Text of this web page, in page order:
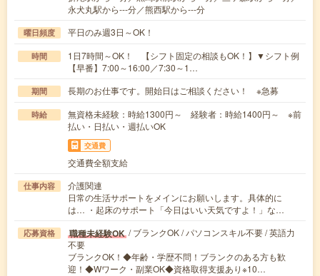
永犬丸駅から---分／熊西駅から---分
曜日頻度 平日のみ週3日～OK！
時間
1日7時間～OK！ 【シフト固定の相談もOK！】▼シフト例
【早番】7:00～16:00／7:30～1…
期間 長期のお仕事です。開始日はご相談ください！ ※急募
時給
無資格未経験：時給1300円～ 経験者：時給1400円～ ※前
払い・日払い・週払いOK
交通費
交通費全額支給
仕事内容
介護関連
日常の生活サポートをメインにお願いします。具体的に
は… ・起床のサポート「今日はいい天気ですよ！」な…
応募資格 職種未経験OK / ブランクOK / パソコンスキル不要 / 英語力
不要
ブランクOK！◆年齢・学歴不問！ブランクのある方も歓
迎！◆Wワーク・副業OK◆資格取得支援あり※10…